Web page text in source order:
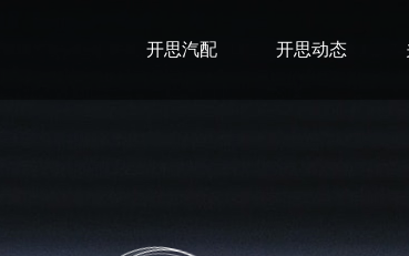
开思汽配 开思动态